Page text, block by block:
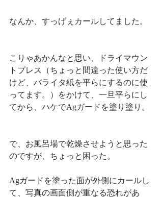
なんか、すっげぇカールしてました。
こりゃあかんなと思い、ドライマウン
トプレス（ちょっと間違った使い方だ
けど、バライタ紙を平らにするのに使
ってます。）をかけて、一旦平らにし
てから、ハケでAgガードを塗り塗り。
で、お風呂場で乾燥させようと思った
のですが、ちょっと困った。
Agガードを塗った面が外側にカールし
て、写真の画面側が重なる恐れがあ